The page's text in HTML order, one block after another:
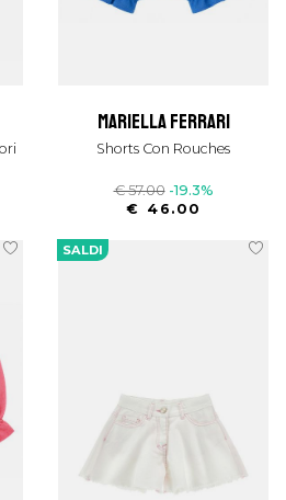
mariella ferrari
Shorts Con Rouches
€ 57.00 -19.3%
€ 46.00
SALDI